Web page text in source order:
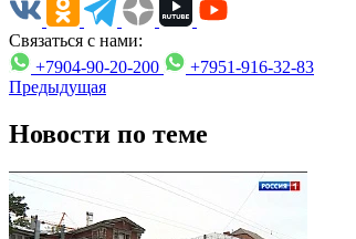
Связаться с нами:
+7904-90-20-200
+7951-916-32-83
Предыдущая
Новости по теме